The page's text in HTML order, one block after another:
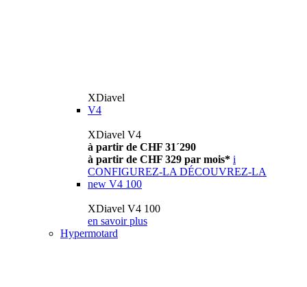
XDiavel
V4
XDiavel V4
à partir de CHF 31´290
à partir de CHF 329 par mois* i
CONFIGUREZ-LA DÉCOUVREZ-LA
new V4 100
XDiavel V4 100
en savoir plus
Hypermotard